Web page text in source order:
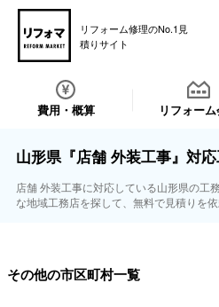
リフォーム修理のNo.1見
積りサイト
費用・概算 リフォー
山形県『店舗 外装工事』対
店舗 外装工事に対応している山形県の工
な地域工務店を探して、無料で見積りを依
その他の市区町村一覧